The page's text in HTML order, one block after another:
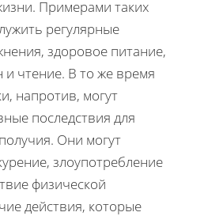
Примерами таких
регулярные
здоровое питание,
и чтение. В то же время
напротив, могут
последствия для
Они могут
злоупотребление
физической
действия, которые